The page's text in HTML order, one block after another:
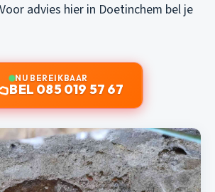
advies hier in Doetinchem bel je
NU BEREIKBAAR
BEL 085 019 57 67